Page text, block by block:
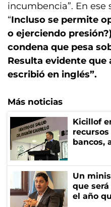
incumbencia”. En ese
“Incluso se permite
o ejerciendo
condena que pesa
Resulta evidente
escribió en inglés”.
Más noticias
Kicillof
bancos,
Un
que
el año